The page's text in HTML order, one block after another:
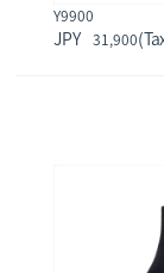
Y9900
31,900